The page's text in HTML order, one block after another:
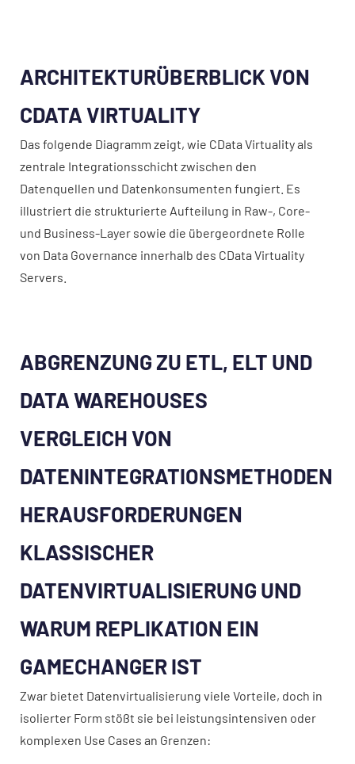
ARCHITEKTURÜBERBLICK VON
CDATA VIRTUALITY
Das folgende Diagramm zeigt, wie CData Virtuality als
zentrale Integrationsschicht zwischen den
Datenquellen und Datenkonsumenten fungiert. Es
illustriert die strukturierte Aufteilung in Raw-, Core-
und Business-Layer sowie die übergeordnete Rolle
von Data Governance innerhalb des CData Virtuality
Servers.
ABGRENZUNG ZU ETL, ELT UND
DATA WAREHOUSES
VERGLEICH VON
DATENINTEGRATIONSMETHODEN
HERAUSFORDERUNGEN
KLASSISCHER
DATENVIRTUALISIERUNG UND
WARUM REPLIKATION EIN
GAMECHANGER IST
Zwar bietet Datenvirtualisierung viele Vorteile, doch in
isolierter Form stößt sie bei leistungsintensiven oder
komplexen Use Cases an Grenzen: